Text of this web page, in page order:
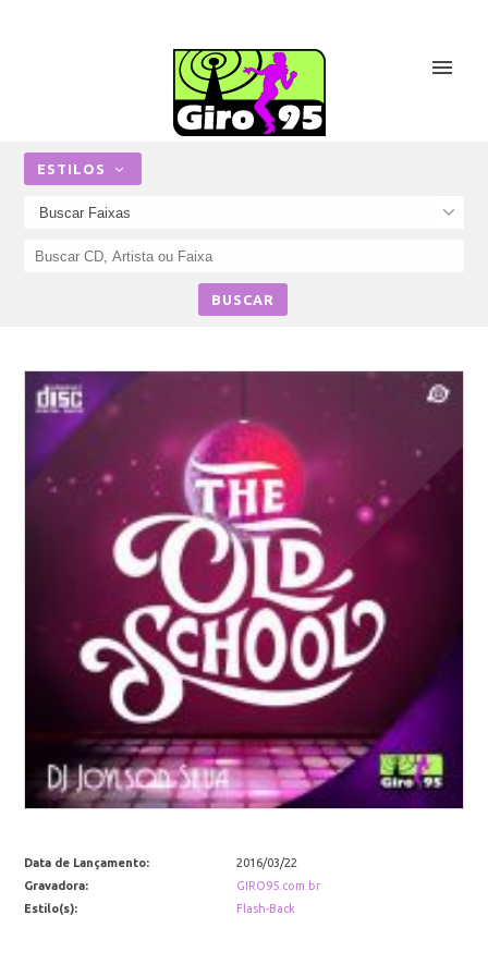
ESTILOS
Data de Lançamento:
2016/03/22
Gravadora:
GIRO95.com.br
Estilo(s):
Flash-Back